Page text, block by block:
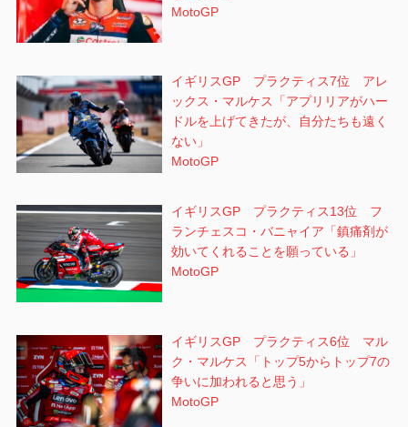
MotoGP
イギリスGP プラクティス7位 アレ
ックス・マルケス「アプリリアがハー
ドルを上げてきたが、自分たちも遠く
ない」
MotoGP
イギリスGP プラクティス13位 フ
ランチェスコ・バニャイア「鎮痛剤が
効いてくれることを願っている」
MotoGP
イギリスGP プラクティス6位 マル
ク・マルケス「トップ5からトップ7の
争いに加われると思う」
MotoGP